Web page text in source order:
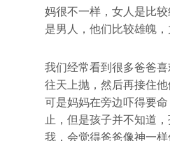
妈很不一样，女人是比
是男人，他们比较雄魄，
我们经常看到很多爸爸
往天上抛，然后再接住他
可是妈妈在旁边吓得要
止，但是孩子并不知道
我，会觉得爸爸像神一样